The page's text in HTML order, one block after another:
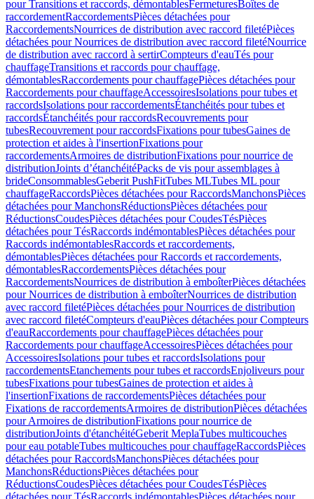
pour Transitions et raccords, démontablesFermeturesBoîtes de
raccordementRaccordementsPièces détachées pour
RaccordementsNourrices de distribution avec raccord filetéPièces
détachées pour Nourrices de distribution avec raccord filetéNourrice
de distribution avec raccord à sertirCompteurs d'eauTés pour
chauffageTransitions et raccords pour chauffage,
démontablesRaccordements pour chauffagePièces détachées pour
Raccordements pour chauffageAccessoiresIsolations pour tubes et
raccordsIsolations pour raccordementsÉtanchéités pour tubes et
raccordsÉtanchéités pour raccordsRecouvrements pour
tubesRecouvrement pour raccordsFixations pour tubesGaines de
protection et aides à l'insertionFixations pour
raccordementsArmoires de distributionFixations pour nourrice de
distributionJoints d’étanchéitéPacks de vis pour assemblages à
brideConsommablesGeberit PushFitTubes MLTubes ML pour
chauffageRaccordsPièces détachées pour RaccordsManchonsPièces
détachées pour ManchonsRéductionsPièces détachées pour
RéductionsCoudesPièces détachées pour CoudesTésPièces
détachées pour TésRaccords indémontablesPièces détachées pour
Raccords indémontablesRaccords et raccordements,
démontablesPièces détachées pour Raccords et raccordements,
démontablesRaccordementsPièces détachées pour
RaccordementsNourrices de distribution à emboîterPièces détachées
pour Nourrices de distribution à emboîterNourrices de distribution
avec raccord filetéPièces détachées pour Nourrices de distribution
avec raccord filetéCompteurs d'eauPièces détachées pour Compteurs
d'eauRaccordements pour chauffagePièces détachées pour
Raccordements pour chauffageAccessoiresPièces détachées pour
AccessoiresIsolations pour tubes et raccordsIsolations pour
raccordementsEtanchements pour tubes et raccordsEnjoliveurs pour
tubesFixations pour tubesGaines de protection et aides à
l'insertionFixations de raccordementsPièces détachées pour
Fixations de raccordementsArmoires de distributionPièces détachées
pour Armoires de distributionFixations pour nourrice de
distributionJoints d'étanchéitéGeberit MeplaTubes multicouches
pour eau potableTubes multicouches pour chauffageRaccordsPièces
détachées pour RaccordsManchonsPièces détachées pour
ManchonsRéductionsPièces détachées pour
RéductionsCoudesPièces détachées pour CoudesTésPièces
détachées pour TésRaccords indémontablesPièces détachées pour